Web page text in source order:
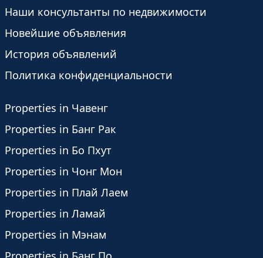
Наши консультанты по недвижимости
Новейшие объявления
История объявлений
Политика конфиденциальности
Properties in Чавенг
Properties in Банг Рак
Properties in Бо Пхут
Properties in Чонг Мон
Properties in Плай Лаем
Properties in Ламай
Properties in Мэнам